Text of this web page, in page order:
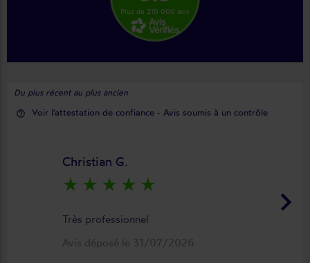
Plus de 210 000 avis
Du plus récent au plus ancien
help_outline Voir l'attestation de confiance - Avis soumis à un contrôle
keyboard_arrow_right
Christian G.
star_rate star_rate star_rate star_rate star_rate
Très professionnel
Avis déposé le 31/07/2026